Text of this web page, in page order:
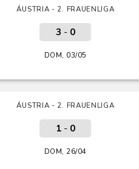
ÁUSTRIA - 2. FRAUENLIGA
3 - 0
DOM, 03/05
ÁUSTRIA - 2. FRAUENLIGA
1- 0
DOM, 26/04